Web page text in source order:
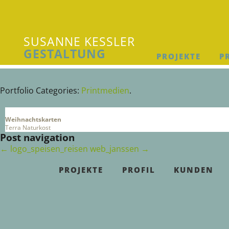
SUSANNE KESSLER
GESTALTUNG PROJEKTE
Portfolio Categories: Printmedien.
Weihnachtskarten
Terra Naturkost
Post navigation
← logo_speisen_reisen web_janssen →
PROJEKTE PROFIL KUNDEN